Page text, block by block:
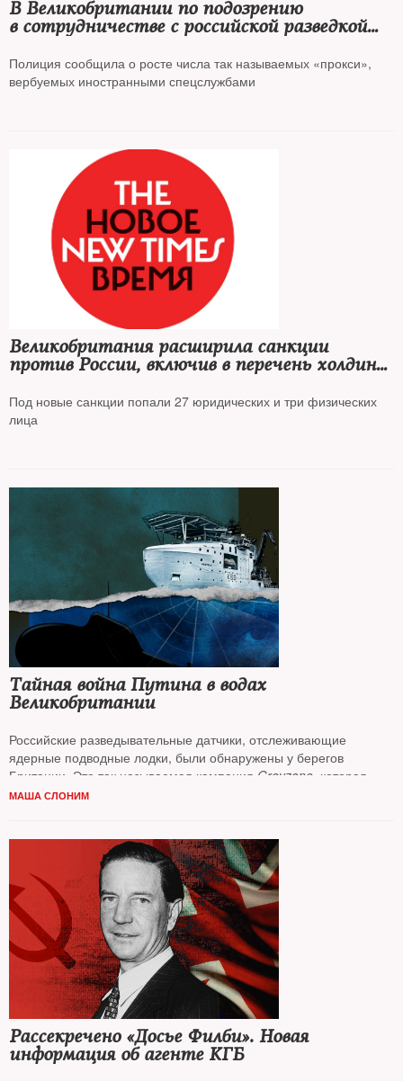
В Великобритании по подозрению
в сотрудничестве с российской разведкой
Полиция сообщила о росте числа так называемых «прокси»,
вербуемых иностранными спецслужбами
Великобритания расширила санкции
против России, включив в перечень холдинг
и 70 судов
Под новые санкции попали 27 юридических и три физических
лица
Тайная война Путина в водах
Великобритании
Российские разведывательные датчики, отслеживающие
ядерные подводные лодки, были обнаружены у берегов
Британии. Это так называемая кампания Greyzone , которая
направлена против энергетики и интернета. В ней участвуют
МАША СЛОНИМ
Рассекречено «Досье Филби». Новая
информация об агенте КГБ